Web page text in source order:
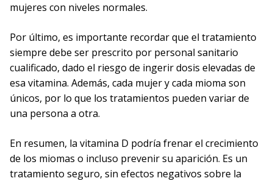
mujeres con niveles normales.
Por último, es importante recordar que el tratamiento
siempre debe ser prescrito por personal sanitario
cualificado, dado el riesgo de ingerir dosis elevadas de
esa vitamina. Además, cada mujer y cada mioma son
únicos, por lo que los tratamientos pueden variar de
una persona a otra.
En resumen, la vitamina D podría frenar el crecimiento
de los miomas o incluso prevenir su aparición. Es un
tratamiento seguro, sin efectos negativos sobre la